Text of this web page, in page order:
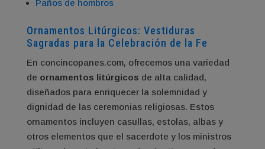
Paños de hombros
Ornamentos Litúrgicos: Vestiduras
Sagradas para la Celebración de la Fe
En concincopanes.com, ofrecemos una variedad
de ornamentos litúrgicos de alta calidad,
diseñados para enriquecer la solemnidad y
dignidad de las ceremonias religiosas. Estos
ornamentos incluyen casullas, estolas, albas y
otros elementos que el sacerdote y los ministros